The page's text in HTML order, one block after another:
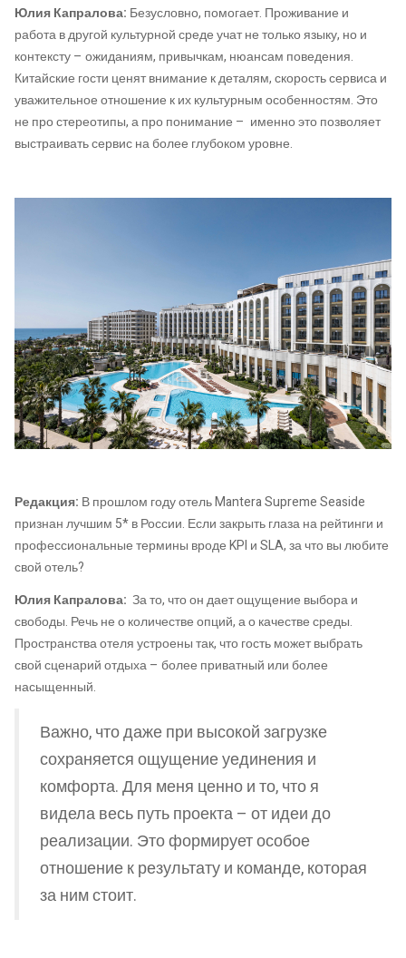
Юлия Капралова: Безусловно, помогает. Проживание и
работа в другой культурной среде учат не только языку, но и
контексту – ожиданиям, привычкам, нюансам поведения.
Китайские гости ценят внимание к деталям, скорость сервиса и
уважительное отношение к их культурным особенностям. Это
не про стереотипы, а про понимание – именно это позволяет
выстраивать сервис на более глубоком уровне.
Редакция: В прошлом году отель Mantera Supreme Seaside
признан лучшим 5* в России. Если закрыть глаза на рейтинги и
профессиональные термины вроде KPI и SLA, за что вы любите
свой отель?
Юлия Капралова: За то, что он дает ощущение выбора и
свободы. Речь не о количестве опций, а о качестве среды.
Пространства отеля устроены так, что гость может выбрать
свой сценарий отдыха – более приватный или более
насыщенный.
Важно, что даже при высокой загрузке
сохраняется ощущение уединения и
комфорта. Для меня ценно и то, что я
видела весь путь проекта – от идеи до
реализации. Это формирует особое
отношение к результату и команде, которая
за ним стоит.